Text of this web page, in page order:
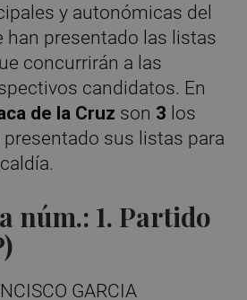
y autonómicas del
han presentado las listas
concurrirán a las
candidatos. En
de la Cruz son 3 los
sus listas para
núm.: 1. Partido
GARCIA